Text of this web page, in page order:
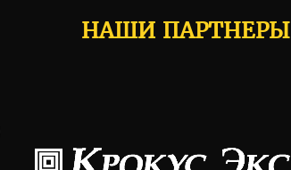
НАШИ ПАРТНЕРЫ